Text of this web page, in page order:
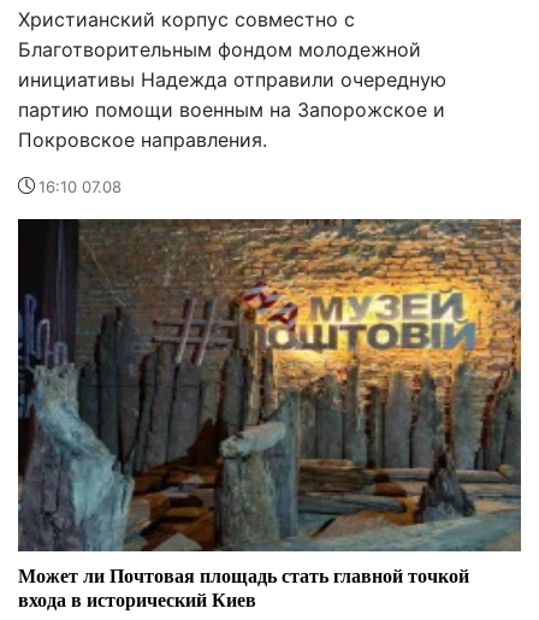
Христианский корпус совместно с
Благотворительным фондом молодежной
инициативы Надежда отправили очередную
партию помощи военным на Запорожское и
Покровское направления.
16:10 07.08
Может ли Почтовая площадь стать главной точкой
входа в исторический Киев